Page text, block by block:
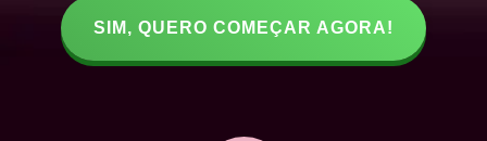
SIM, QUERO COMEÇAR AGORA!